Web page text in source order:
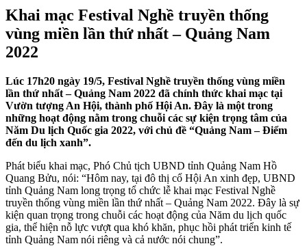
Khai mạc Festival Nghề truyền thống
vùng miền lần thứ nhất – Quảng Nam
2022
Lúc 17h20 ngày 19/5, Festival Nghề truyền thống vùng miền
lần thứ nhất – Quảng Nam 2022 đã chính thức khai mạc tại
Vườn tượng An Hội, thành phố Hội An. Đây là một trong
những hoạt động nằm trong chuỗi các sự kiện trọng tâm của
Năm Du lịch Quốc gia 2022, với chủ đề “Quảng Nam – Điểm
đến du lịch xanh”.
Phát biểu khai mạc, Phó Chủ tịch UBND tỉnh Quảng Nam Hồ
Quang Bửu, nói: “Hôm nay, tại đô thị cổ Hội An xinh đẹp, UBND
tỉnh Quảng Nam long trọng tổ chức lễ khai mạc Festival Nghề
truyền thống vùng miền lần thứ nhất – Quảng Nam 2022. Đây là sự
kiện quan trọng trong chuỗi các hoạt động của Năm du lịch quốc
gia, thể hiện nỗ lực vượt qua khó khăn, phục hồi phát triển kinh tế
tỉnh Quảng Nam nói riêng và cả nước nói chung”.